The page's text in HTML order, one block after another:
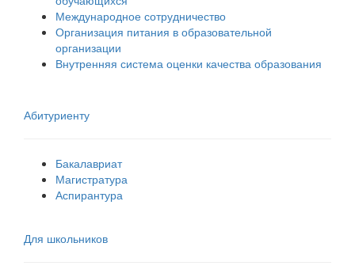
Международное сотрудничество
Организация питания в образовательной
организации
Внутренняя система оценки качества образования
Абитуриенту
Бакалавриат
Магистратура
Аспирантура
Для школьников